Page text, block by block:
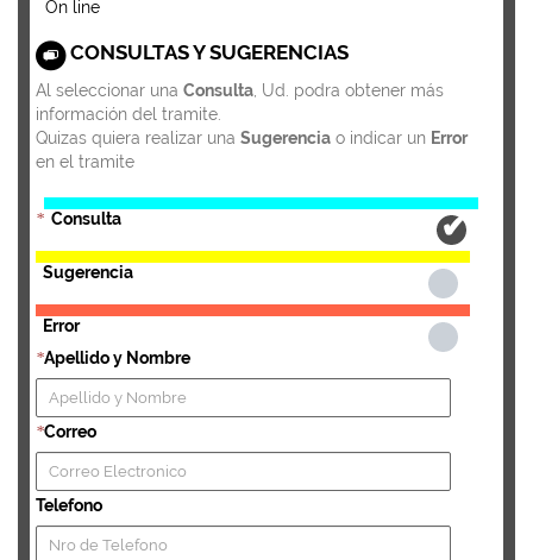
On line
CONSULTAS Y SUGERENCIAS
Al seleccionar una Consulta , Ud. podra obtener más
información del tramite.
Quizas quiera realizar una Sugerencia o indicar un Error
en el tramite
* Consulta
Sugerencia
Error
*Apellido y Nombre
*Correo
Telefono